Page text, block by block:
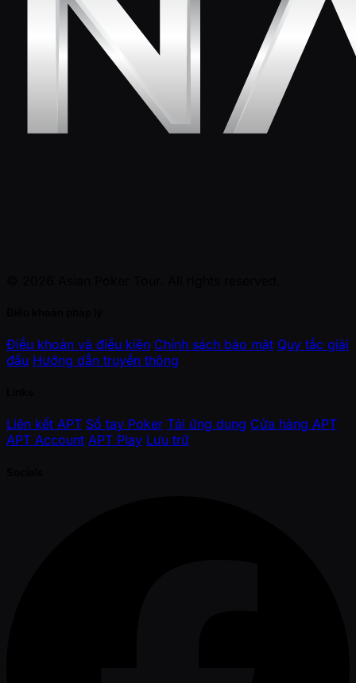
Điều khoản và điều kiện Chính sách bảo mật Quy tắc giải
đấu Hướng dẫn truyền thông
Liên kết APT Sổ tay Poker Tải ứng dụng Cửa hàng APT
APT Account APT Play Lưu trữ